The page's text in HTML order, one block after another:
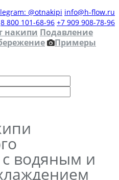
@otnakipi info@h-flow.ru
8 800 101-68-96 +7 909 908-78-96
накипи Подавление
Примеры
с водяным и